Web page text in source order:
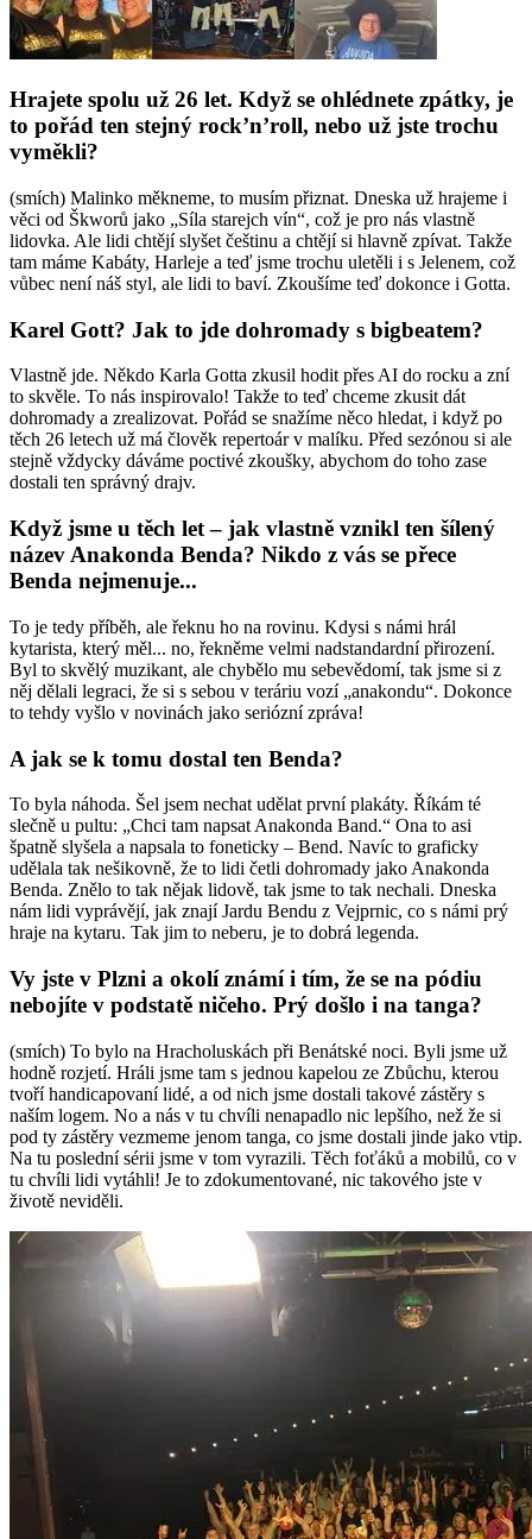
Hrajete spolu už 26 let. Když se ohlédnete zpátky, je
to pořád ten stejný rock’n’roll, nebo už jste trochu
vyměkli?
(smích) Malinko měkneme, to musím přiznat. Dneska už hrajeme i
věci od Škworů jako „Síla starejch vín“, což je pro nás vlastně
lidovka. Ale lidi chtějí slyšet češtinu a chtějí si hlavně zpívat. Takže
tam máme Kabáty, Harleje a teď jsme trochu uletěli i s Jelenem, což
vůbec není náš styl, ale lidi to baví. Zkoušíme teď dokonce i Gotta.
Karel Gott? Jak to jde dohromady s bigbeatem?
Vlastně jde. Někdo Karla Gotta zkusil hodit přes AI do rocku a zní
to skvěle. To nás inspirovalo! Takže to teď chceme zkusit dát
dohromady a zrealizovat. Pořád se snažíme něco hledat, i když po
těch 26 letech už má člověk repertoár v malíku. Před sezónou si ale
stejně vždycky dáváme poctivé zkoušky, abychom do toho zase
dostali ten správný drajv.
Když jsme u těch let – jak vlastně vznikl ten šílený
název Anakonda Benda? Nikdo z vás se přece
Benda nejmenuje...
To je tedy příběh, ale řeknu ho na rovinu. Kdysi s námi hrál
kytarista, který měl... no, řekněme velmi nadstandardní přirození.
Byl to skvělý muzikant, ale chybělo mu sebevědomí, tak jsme si z
něj dělali legraci, že si s sebou v teráriu vozí „anakondu“. Dokonce
to tehdy vyšlo v novinách jako seriózní zpráva!
A jak se k tomu dostal ten Benda?
To byla náhoda. Šel jsem nechat udělat první plakáty. Říkám té
slečně u pultu: „Chci tam napsat Anakonda Band.“ Ona to asi
špatně slyšela a napsala to foneticky – Bend. Navíc to graficky
udělala tak nešikovně, že to lidi četli dohromady jako Anakonda
Benda. Znělo to tak nějak lidově, tak jsme to tak nechali. Dneska
nám lidi vyprávějí, jak znají Jardu Bendu z Vejprnic, co s námi prý
hraje na kytaru. Tak jim to neberu, je to dobrá legenda.
Vy jste v Plzni a okolí známí i tím, že se na pódiu
nebojíte v podstatě ničeho. Prý došlo i na tanga?
(smích) To bylo na Hracholuskách při Benátské noci. Byli jsme už
hodně rozjetí. Hráli jsme tam s jednou kapelou ze Zbůchu, kterou
tvoří handicapovaní lidé, a od nich jsme dostali takové zástěry s
naším logem. No a nás v tu chvíli nenapadlo nic lepšího, než že si
pod ty zástěry vezmeme jenom tanga, co jsme dostali jinde jako vtip.
Na tu poslední sérii jsme v tom vyrazili. Těch foťáků a mobilů, co v
tu chvíli lidi vytáhli! Je to zdokumentované, nic takového jste v
životě neviděli.